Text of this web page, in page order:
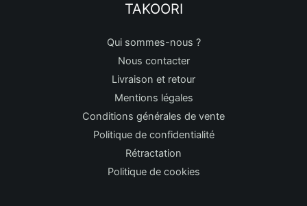
TAKOORI
Qui sommes-nous ?
Nous contacter
Livraison et retour
Mentions légales
Conditions générales de vente
Politique de confidentialité
Rétractation
Politique de cookies